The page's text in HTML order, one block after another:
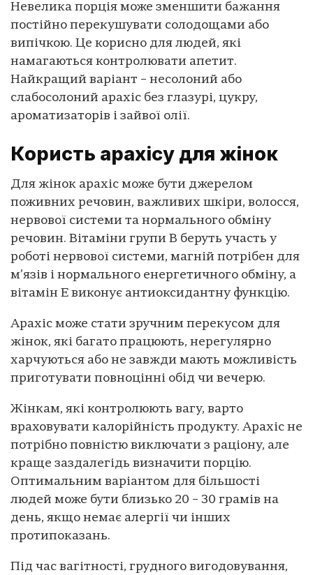
Невелика порція може зменшити бажання
постійно перекушувати солодощами або
випічкою. Це корисно для людей, які
намагаються контролювати апетит.
Найкращий варіант – несолоний або
слабосолоний арахіс без глазурі, цукру,
ароматизаторів і зайвої олії.
Користь арахісу для жінок
Для жінок арахіс може бути джерелом
поживних речовин, важливих шкіри, волосся,
нервової системи та нормального обміну
речовин. Вітаміни групи B беруть участь у
роботі нервової системи, магній потрібен для
м’язів і нормального енергетичного обміну, а
вітамін E виконує антиоксидантну функцію.
Арахіс може стати зручним перекусом для
жінок, які багато працюють, нерегулярно
харчуються або не завжди мають можливість
приготувати повноцінні обід чи вечерю.
Жінкам, які контролюють вагу, варто
враховувати калорійність продукту. Арахіс не
потрібно повністю виключати з раціону, але
краще заздалегідь визначити порцію.
Оптимальним варіантом для більшості
людей може бути близько 20 – 30 грамів на
день, якщо немає алергії чи інших
протипоказань.
Під час вагітності, грудного вигодовування,